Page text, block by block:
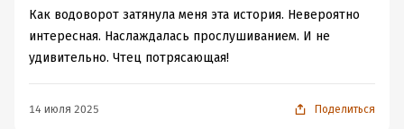
Как водоворот затянула меня эта история. Невероятно
интересная. Наслаждалась прослушиванием. И не
удивительно. Чтец потрясающая!
14 июля 2025 Поделиться